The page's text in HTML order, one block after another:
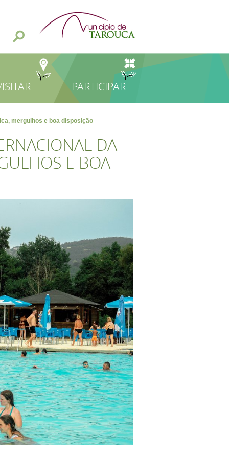
PARTICIPAR
mergulhos e boa disposição
DA
E BOA